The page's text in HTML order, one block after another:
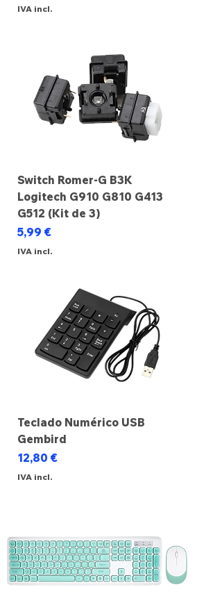
IVA incl.
Switch Romer-G B3K
Logitech G910 G810 G413
G512 (Kit de 3)
Preço
5,99 €
IVA incl.
Teclado Numérico USB
Gembird
Preço
12,80 €
IVA incl.